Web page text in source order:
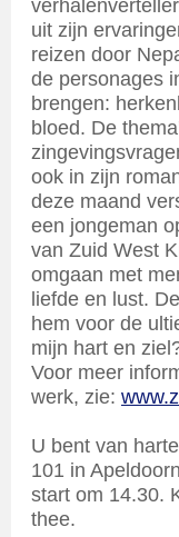
uit zijn
reizen door
de personages
brengen:
bloed. De
ook in zijn
deze maand
een jongeman
van Zuid West
omgaan met
liefde en lust.
hem voor de
mijn hart en
Voor meer
werk, zie:
U bent van
101 in
start om 14.30.
thee.